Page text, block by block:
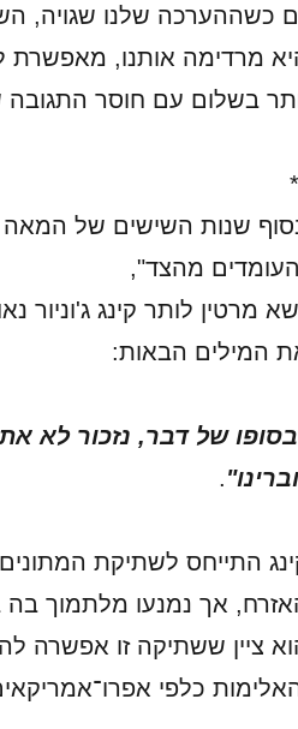
כשההערכה שלנו שגויה,
מרדימה אותנו, מאפשרת
בשלום עם חוסר התגובה
שנות השישים של
מהצד",
מרטין לותר קינג ג'וניור
המילים הבאות:
של דבר, נזכור לא
.
התייחס לשתיקת
אך נמנעו מלתמוך
ציין ששתיקה זו אפשרה
כלפי